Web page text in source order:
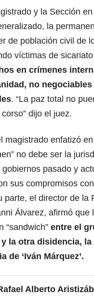
y la Sección
la
de población civil de
víctimas de
en crímenes
no negociables
. “La paz total no
dijo el juez.
magistrado enfatizó
no debe ser la
pasado y
sus compromisos
parte, el director de la
Álvarez, afirmó que
“sandwich” entre el
y la otra disidencia, la
de ‘Iván Márquez’.
Alberto